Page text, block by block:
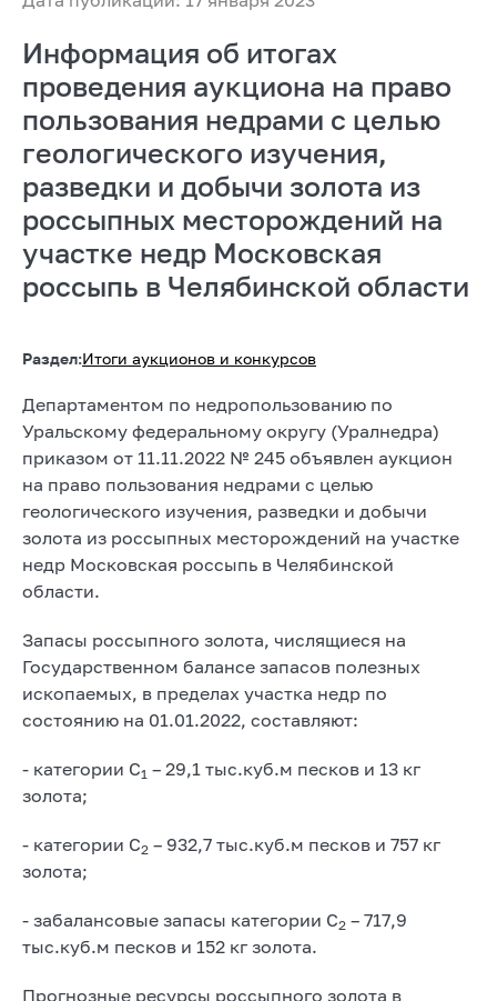
Информация об итогах
проведения аукциона на право
пользования недрами с целью
геологического изучения,
разведки и добычи золота из
россыпных месторождений на
участке недр Московская
россыпь в Челябинской области
Раздел:Итоги аукционов и конкурсов
Департаментом по недропользованию по
Уральскому федеральному округу (Уралнедра)
приказом от 11.11.2022 № 245 объявлен аукцион
на право пользования недрами с целью
геологического изучения, разведки и добычи
золота из россыпных месторождений на участке
недр Московская россыпь в Челябинской
области.
Запасы россыпного золота, числящиеся на
Государственном балансе запасов полезных
ископаемых, в пределах участка недр по
состоянию на 01.01.2022, составляют:
- категории С1 – 29,1 тыс.куб.м песков и 13 кг
золота;
- категории С2 – 932,7 тыс.куб.м песков и 757 кг
золота;
- забалансовые запасы категории С2 – 717,9
тыс.куб.м песков и 152 кг золота.
Прогнозные ресурсы россыпного золота в